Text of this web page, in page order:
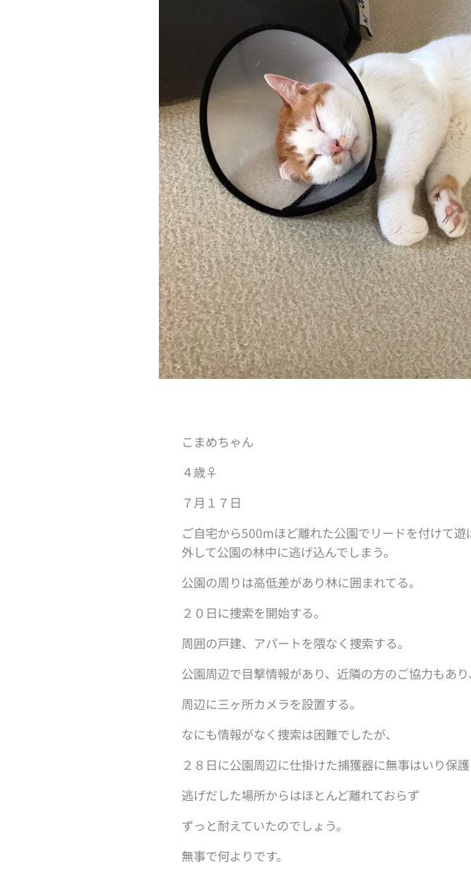
こまめちゃん
４歳♀
７月１７日
ご自宅から500mほど離れた公園でリードを付けて
外して公園の林中に逃げ込んでしまう。
公園の周りは高低差があり林に囲まれてる。
２０日に捜索を開始する。
周囲の戸建、アパートを隈なく捜索する。
公園周辺で目撃情報があり、近隣の方のご協力もあり
周辺に三ヶ所カメラを設置する。
なにも情報がなく捜索は困難でしたが、
２８日に公園周辺に仕掛けた捕獲器に無事はいり保護
逃げだした場所からはほとんど離れておらず
ずっと耐えていたのでしょう。
無事で何よりです。